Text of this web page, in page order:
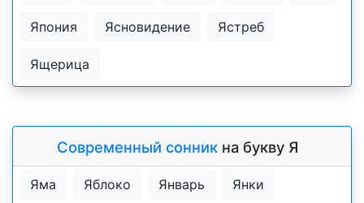
Япония Ясновидение Ястреб
Ящерица
Современный сонникна букву Я
Яма Яблоко Январь Янки